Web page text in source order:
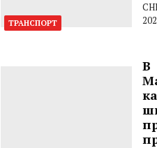
ТРАНСПОРТ
В